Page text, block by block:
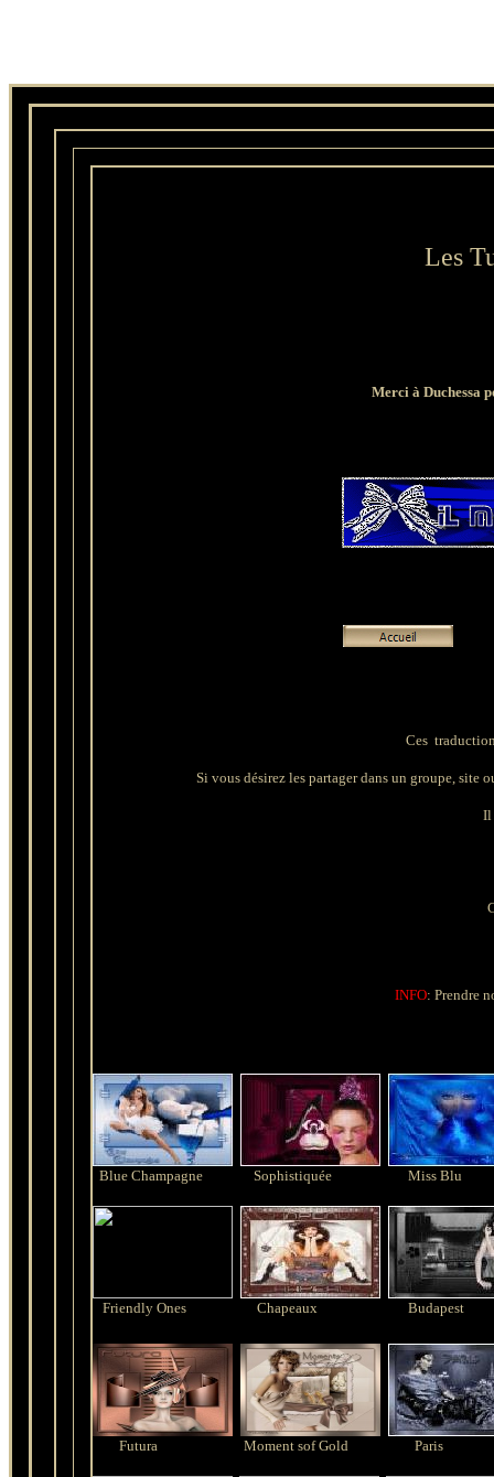
Les
Merci à Duchessa
Ces
Si vous désirez les partager dans un groupe,
Il
INFO: Prendre
Blue Champagne Sophistiquée Miss Blu
Friendly Ones Chapeaux Budapest
Futura Moment sofGold Paris